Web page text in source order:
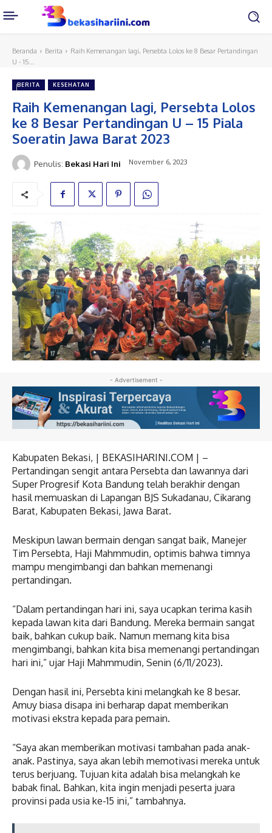
Beranda Berita
Raih Kemenangan lagi, Persebta Lolos ke 8 Besar Pertandingan
U - 15...
BERITA KESEHATAN
Raih Kemenangan lagi, Persebta Lolos
ke 8 Besar Pertandingan U – 15 Piala
Soeratin Jawa Barat 2023
Penulis: Bekasi Hari Ini November 6, 2023
- Advertisement -
Kabupaten Bekasi, | BEKASIHARINI.COM | –
Pertandingan sengit antara Persebta dan lawannya dari
Super Progresif Kota Bandung telah berakhir dengan
hasil memuaskan di Lapangan BJS Sukadanau, Cikarang
Barat, Kabupaten Bekasi, Jawa Barat.
Meskipun lawan bermain dengan sangat baik, Manejer
Tim Persebta, Haji Mahmmudin, optimis bahwa timnya
mampu mengimbangi dan bahkan memenangi
pertandingan.
“Dalam pertandingan hari ini, saya ucapkan terima kasih
kepada lawan kita dari Bandung. Mereka bermain sangat
baik, bahkan cukup baik. Namun memang kita bisa
mengimbangi, bahkan kita bisa memenangi pertandingan
hari ini,” ujar Haji Mahmmudin, Senin (6/11/2023).
Dengan hasil ini, Persebta kini melangkah ke 8 besar.
Amuy biasa disapa ini berharap dapat memberikan
motivasi ekstra kepada para pemain.
“Saya akan memberikan motivasi tambahan pada anak-
anak. Pastinya, saya akan lebih memotivasi mereka untuk
terus berjuang. Tujuan kita adalah bisa melangkah ke
babak final. Bahkan, kita ingin menjadi peserta juara
provinsi pada usia ke-15 ini,” tambahnya.